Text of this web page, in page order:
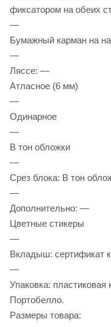
фиксатором на обеих
—
Бумажный карман на
—
Ляссе: —
Атласное (6 мм)
—
Одинарное
—
В тон обложки
—
Срез блока: В тон
—
Дополнительно: —
Цветные стикеры
—
Вкладыш: сертификат
—
Упаковка: пластиковая
Портобелло.
Размеры товара: